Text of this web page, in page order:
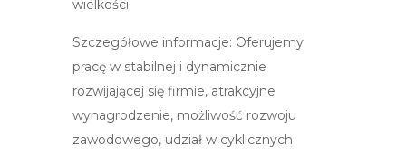
wielkości.
Szczegółowe informacje: Oferujemy
pracę w stabilnej i dynamicznie
rozwijającej się firmie, atrakcyjne
wynagrodzenie, możliwość rozwoju
zawodowego, udział w cyklicznych